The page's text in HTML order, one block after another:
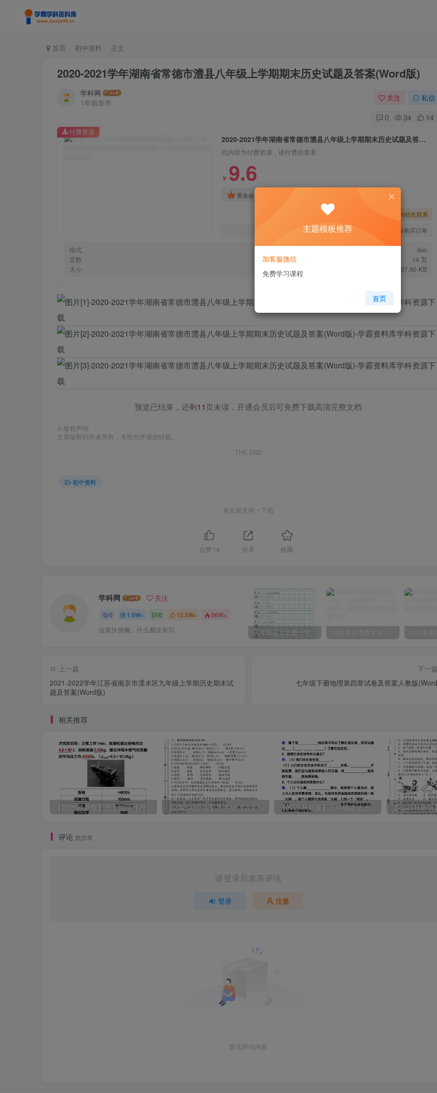
首页 初中资料 正文
2020-2021学年湖南省常德市澧县八年级上学期期末历史试题及答案(Word版)
学科网
1年前发布
关注 私信
0 34 14
2020-2021学年湖南省常德市澧县八年级上学期期末历史试题及答案(Word版)
此内容为付费资源，请付费后查看
￥ 9.6
黄金会员
暂时无法购买，请与站长联系
您当前未登录！建议登陆后购买，可保存购买订单
格式
doc
页数
14 页
大小
1007.50 KB
付费资源
预览已结束，还剩11页未读，开通会员后可免费下载高清完整文档
© 版权声明
文章版权归作者所有，未经允许请勿转载。
THE END
初中资料
喜欢就支持一下吧
点赞 14 分享 收藏
学科网 关注
0 1.6W+ 0 15.5W+ 56W+
这家伙很懒，什么都没有写... 三年级语文上册一字三描红写字表字帖 2024年高考数学试卷（文）（全国甲卷）（空白卷）
上一篇
2021-2022学年江苏省南京市溧水区九年级上学期历史期末试
题及答案(Word版)
下一篇
七年级下册地理第四章试卷及答案人教版
相关推荐
【2025秋新版】八年级道法上册期末冲刺22天计划全册考点整理
评论 抢沙发
请登录后发表评论
登录 注册
暂无评论内容
主题模板推荐
加客服微信
免费学习课程
首页